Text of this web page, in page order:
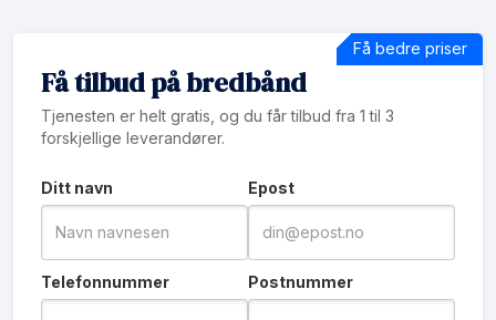
Få tilbud på bredbånd
Tjenesten er helt gratis, og du får tilbud fra 1 til 3
forskjellige leverandører.
Ditt navn Epost
Telefonnummer Postnummer
Få bedre priser